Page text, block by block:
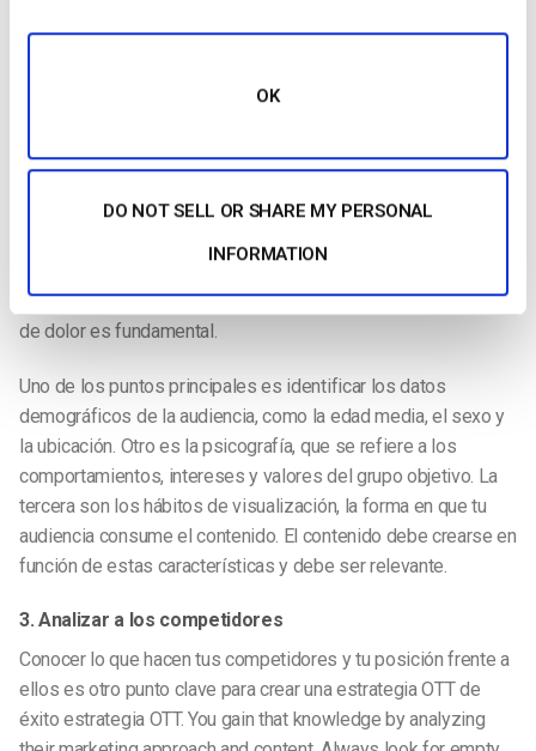
OK
DO NOT SELL OR SHARE MY PERSONAL
INFORMATION
2. Orientación del público
Dirigirte a tu público es una de las cosas más importantes a la
quién estás creando el contenido y comprender sus puntos
de dolor es fundamental.
Uno de los puntos principales es identificar los datos
demográficos de la audiencia, como la edad media, el sexo y
la ubicación. Otro es la psicografía, que se refiere a los
comportamientos, intereses y valores del grupo objetivo. La
tercera son los hábitos de visualización, la forma en que tu
audiencia consume el contenido. El contenido debe crearse en
función de estas características y debe ser relevante.
3. Analizar a los competidores
Conocer lo que hacen tus competidores y tu posición frente a
ellos es otro punto clave para crear una estrategia OTT de
éxitoestrategia OTT. You gain that knowledge by analyzing